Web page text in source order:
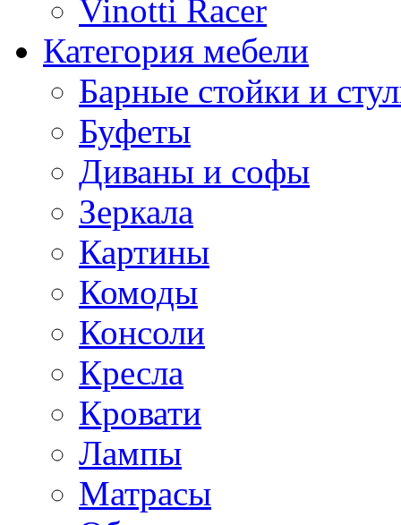
Vinotti Racer
Категория мебели
Барные стойки и
Буфеты
Диваны и софы
Зеркала
Картины
Комоды
Консоли
Кресла
Кровати
Лампы
Матрасы